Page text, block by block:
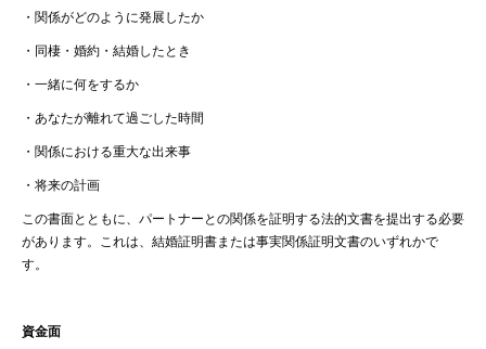
・ 関係がどのように発展したか
・ 同棲・婚約・結婚したとき
・ 一緒に何をするか
・ あなたが離れて過ごした時間
・ 関係における重大な出来事
・ 将来の計画
この書面とともに、パートナーとの関係を証明する法的文書を提出する必要
があります。これは、結婚証明書または事実関係証明文書のいずれかで
す。
資金面